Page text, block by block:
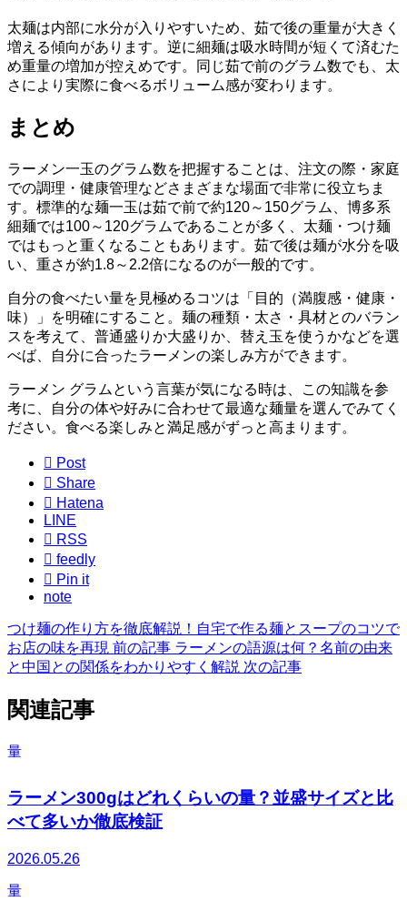
太麺は内部に水分が入りやすいため、茹で後の重量が大きく
増える傾向があります。逆に細麺は吸水時間が短くて済むた
め重量の増加が控えめです。同じ茹で前のグラム数でも、太
さにより実際に食べるボリューム感が変わります。
まとめ
ラーメン一玉のグラム数を把握することは、注文の際・家庭
での調理・健康管理などさまざまな場面で非常に役立ちま
す。標準的な麺一玉は茹で前で約120～150グラム、博多系
細麺では100～120グラムであることが多く、太麺・つけ麺
ではもっと重くなることもあります。茹で後は麺が水分を吸
い、重さが約1.8～2.2倍になるのが一般的です。
自分の食べたい量を見極めるコツは「目的（満腹感・健康・
味）」を明確にすること。麺の種類・太さ・具材とのバラン
スを考えて、普通盛りか大盛りか、替え玉を使うかなどを選
べば、自分に合ったラーメンの楽しみ方ができます。
ラーメン グラムという言葉が気になる時は、この知識を参
考に、自分の体や好みに合わせて最適な麺量を選んでみてく
ださい。食べる楽しみと満足感がずっと高まります。
 Post
 Share
 Hatena
LINE
 RSS
 feedly
 Pin it
note
つけ麺の作り方を徹底解説！自宅で作る麺とスープのコツで
お店の味を再現 前の記事 ラーメンの語源は何？名前の由来
と中国との関係をわかりやすく解説 次の記事
関連記事
量
ラーメン300gはどれくらいの量？並盛サイズと比
べて多いか徹底検証
2026.05.26
量